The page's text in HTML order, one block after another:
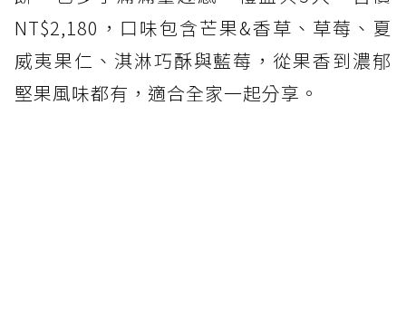
望月中秋月兔禮盒
open it. 中秋限量設計禮盒
Aunt Stella詩特莉中秋禮盒
NT$2,180，口味包含芒果&香草、草莓、夏
威夷果仁、淇淋巧酥與藍莓，從果香到濃郁
堅果風味都有，適合全家一起分享。